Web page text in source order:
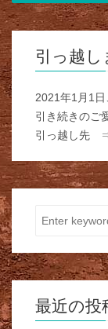
引っ越し
2021年1月1日
引き続きのご
引っ越し先
最近の投